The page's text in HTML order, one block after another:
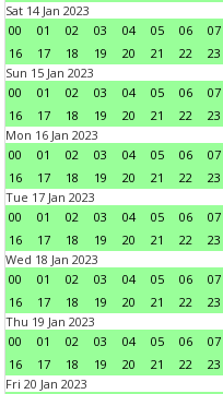
Sat 14 Jan 2023
00
01 02 03 04 05 06 07
16
17 18 19 20 21 22
23
Sun 15 Jan 2023
00
01 02 03 04 05 06 07
16
17 18 19 20 21 22
23
Mon 16 Jan 2023
00
01 02 03 04 05 06 07
16
17 18 19 20 21 22
23
Tue 17 Jan 2023
00
01 02 03 04 05 06 07
16
17 18 19 20 21 22
23
Wed 18 Jan 2023
00
01 02 03 04 05 06 07
16
17 18 19 20 21 22
23
Thu 19 Jan 2023
00
01 02 03 04 05 06 07
16
17 18 19 20 21 22
23
Fri 20 Jan 2023